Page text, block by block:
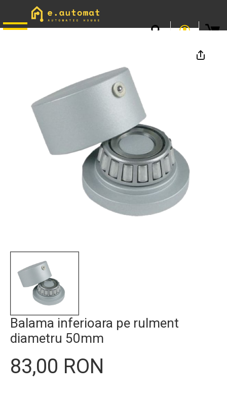
📞0746.301.381· L–V 9–17 · Livrare gratuită peste 500 lei
Balama inferioara pe rulment
diametru 50mm
83,00 RON